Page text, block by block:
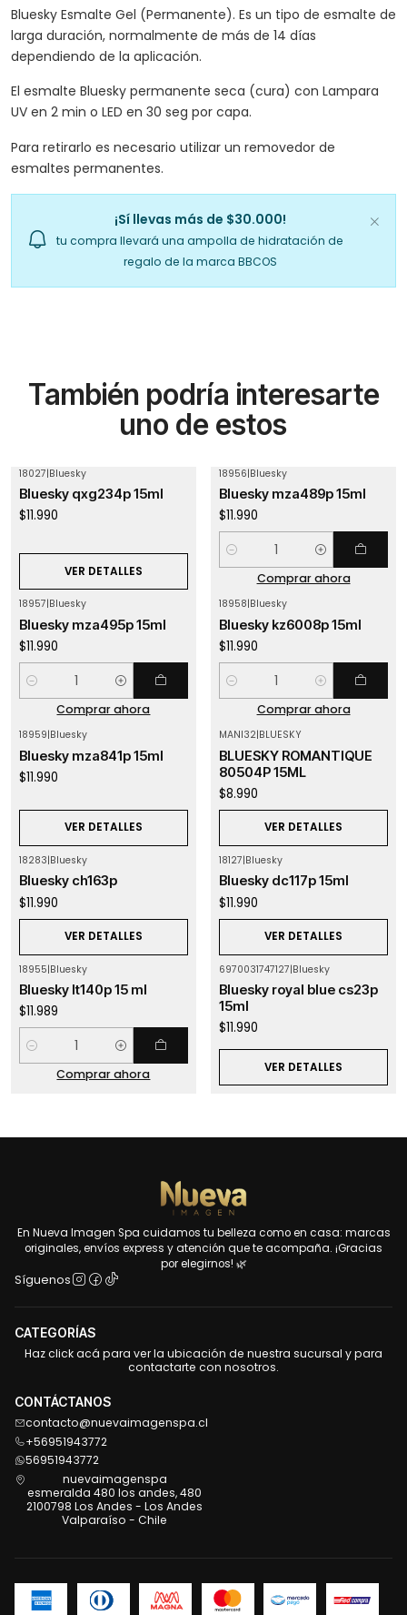
Bluesky Esmalte Gel (Permanente). Es un tipo de esmalte de
larga duración, normalmente de más de 14 días
dependiendo de la aplicación.
El esmalte Bluesky permanente seca (cura) con Lampara
UV en 2 min o LED en 30 seg por capa.
Para retirarlo es necesario utilizar un removedor de
esmaltes permanentes.
¡Sí llevas más de $30.000!
tu compra llevará una ampolla de hidratación de
regalo de la marca BBCOS
También podría interesarte
uno de estos
18027|Bluesky
Bluesky qxg234p 15ml
$11.990
VER DETALLES
18956|Bluesky
Bluesky mza489p 15ml
$11.990
Cantidad
Comprar ahora
18957|Bluesky
Bluesky mza495p 15ml
$11.990
Cantidad
Comprar ahora
18958|Bluesky
Bluesky kz6008p 15ml
$11.990
Cantidad
Comprar ahora
18959|Bluesky
Bluesky mza841p 15ml
$11.990
VER DETALLES
MANI32|BLUESKY
BLUESKY ROMANTIQUE
80504P 15ML
$8.990
VER DETALLES
18283|Bluesky
Bluesky ch163p
$11.990
VER DETALLES
18127|Bluesky
Bluesky dc117p 15ml
$11.990
VER DETALLES
18955|Bluesky
Bluesky lt140p 15 ml
$11.989
Cantidad
Comprar ahora
6970031747127|Bluesky
Bluesky royal blue cs23p
15ml
$11.990
VER DETALLES
En Nueva Imagen Spa cuidamos tu belleza como en casa: marcas
originales, envíos express y atención que te acompaña. ¡Gracias
por elegirnos! 🌿
Síguenos
CATEGORÍAS
Haz click acá para ver la ubicación de nuestra sucursal y para
contactarte con nosotros.
CONTÁCTANOS
contacto@nuevaimagenspa.cl
+56951943772
56951943772
nuevaimagenspa
esmeralda 480 los andes, 480
2100798 Los Andes - Los Andes
Valparaíso - Chile